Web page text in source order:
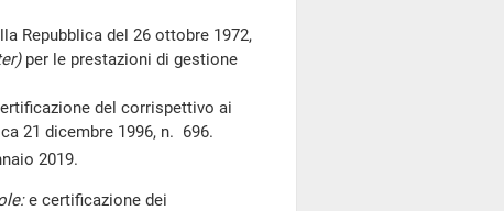
Repubblica del 26 ottobre 1972,
per le prestazioni di gestione
del corrispettivo ai
21 dicembre 1996, n. 696.
2019.
e certificazione dei